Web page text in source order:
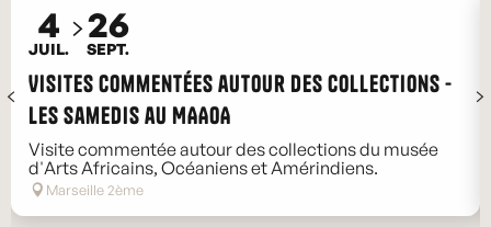
4
JUIL.
26
SEPT.
Visites commentées autour des collections -
Les samedis au MAAOA
Visite commentée autour des collections du musée
d'Arts Africains, Océaniens et Amérindiens.
Marseille 2ème